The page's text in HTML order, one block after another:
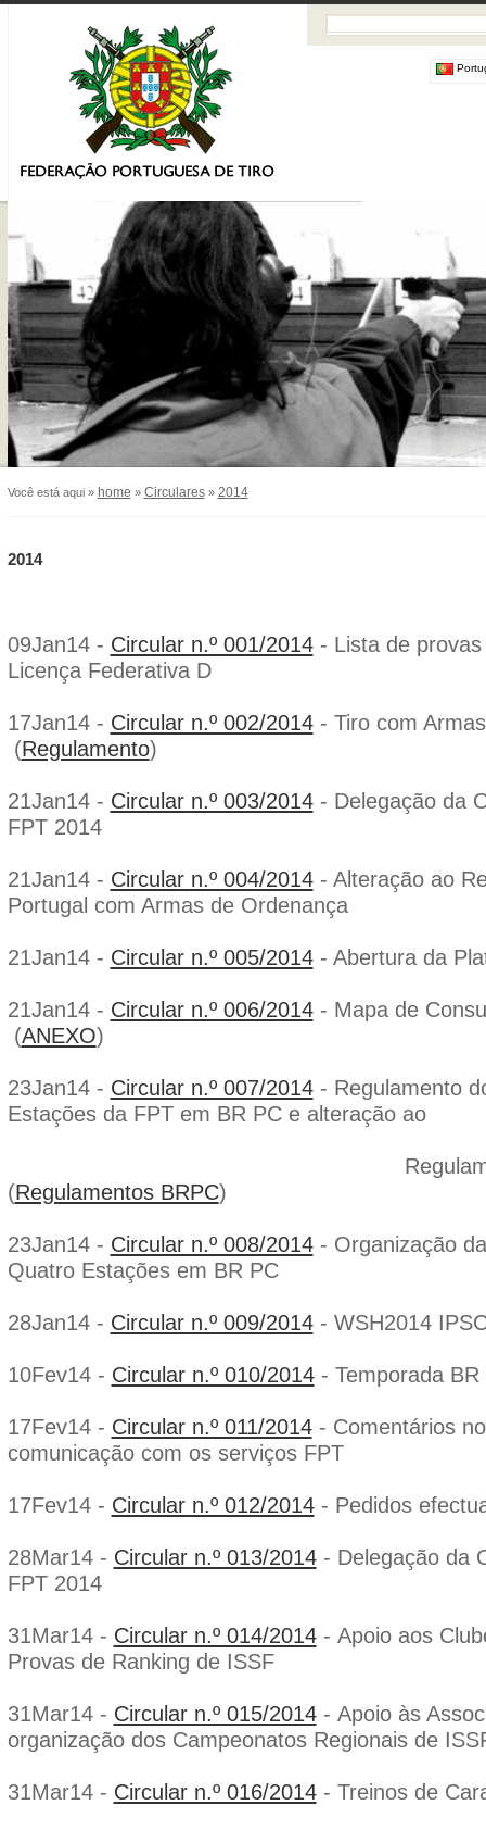
Você está aqui » home » Circulares» 2014
2014
09Jan14 - Circular n.º 001/2014- Lista de provas
Licença Federativa D
17Jan14 - Circular n.º 002/2014- Tiro com
(Regulamento)
21Jan14 - Circular n.º 003/2014- Delegação da
FPT 2014
21Jan14 - Circular n.º 004/2014- Alteração ao
Portugal com Armas de Ordenança
21Jan14 - Circular n.º 005/2014- Abertura da
21Jan14 - Circular n.º 006/2014- Mapa de
(ANEXO)
23Jan14 - Circular n.º 007/2014- Regulamento
Estações da FPT em BR PC e alteração ao
Regulamento de BR
(Regulamentos BRPC)
23Jan14 - Circular n.º 008/2014- Organização
Quatro Estações em BR PC
28Jan14 - Circular n.º 009/2014- WSH2014
10Fev14 - Circular n.º 010/2014- Temporada BR
17Fev14 - Circular n.º 011/2014- Comentários
comunicação com os serviços FPT
17Fev14 - Circular n.º 012/2014- Pedidos
28Mar14 - Circular n.º 013/2014- Delegação da
FPT 2014
31Mar14 - Circular n.º 014/2014- Apoio aos
Provas de Ranking de ISSF
31Mar14 - Circular n.º 015/2014- Apoio às
organização dos Campeonatos Regionais de
31Mar14 - Circular n.º 016/2014- Treinos de